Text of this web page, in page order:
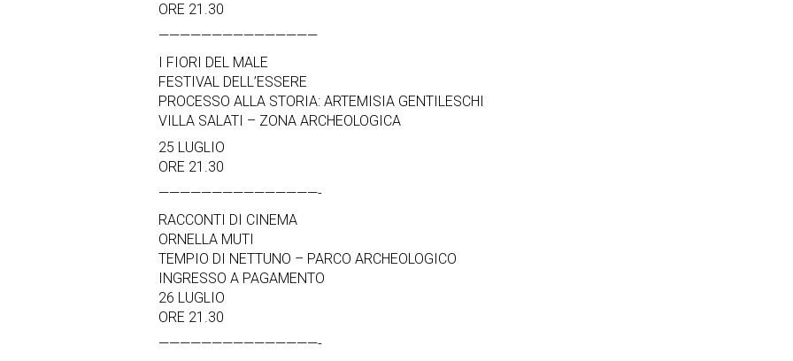
ORE 21.30
———————————————
I FIORI DEL MALE
FESTIVAL DELL’ESSERE
PROCESSO ALLA STORIA: ARTEMISIA GENTILESCHI
VILLA SALATI – ZONA ARCHEOLOGICA
25 LUGLIO
ORE 21.30
———————————————-
RACCONTI DI CINEMA
ORNELLA MUTI
TEMPIO DI NETTUNO – PARCO ARCHEOLOGICO
INGRESSO A PAGAMENTO
26 LUGLIO
ORE 21.30
———————————————-